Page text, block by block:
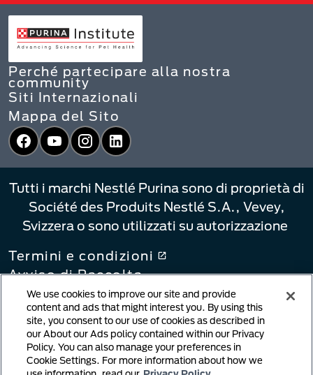
Perché partecipare alla nostra
community
Siti Internazionali
Mappa del Sito
Facebook
YouTubeInstagram
LinkedIn
Tutti i marchi Nestlé Purina sono di proprietà di
Société des Produits Nestlé S.A., Vevey,
Svizzera o sono utilizzati su autorizzazione
Termini e condizioni
Avviso di Raccolta
Informativa sulla privacy
Le Tue Scelte di Privacy
Collegamenti alle informative
Notifica di violazione del copyright
Contenuto generato dall'utente
We use cookies to improve our site and provide
content and ads that might interest you. By using this
site, you consent to our use of cookies as described in
our About our Ads policy contained within our Privacy
Policy. You can also manage your preferences in
Cookie Settings. For more information about how we